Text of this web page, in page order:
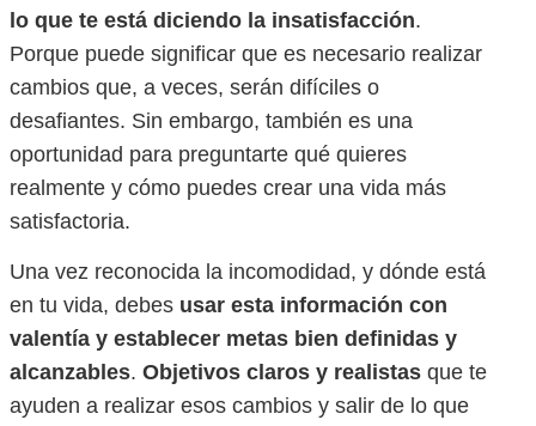
lo que te está diciendo la insatisfacción.
Porque puede significar que es necesario realizar
cambios que, a veces, serán difíciles o
desafiantes. Sin embargo, también es una
oportunidad para preguntarte qué quieres
realmente y cómo puedes crear una vida más
satisfactoria.
Una vez reconocida la incomodidad, y dónde está
en tu vida, debes usar esta información con
valentía y establecer metas bien definidas y
alcanzables. Objetivos claros y realistas que te
ayuden a realizar esos cambios y salir de lo que